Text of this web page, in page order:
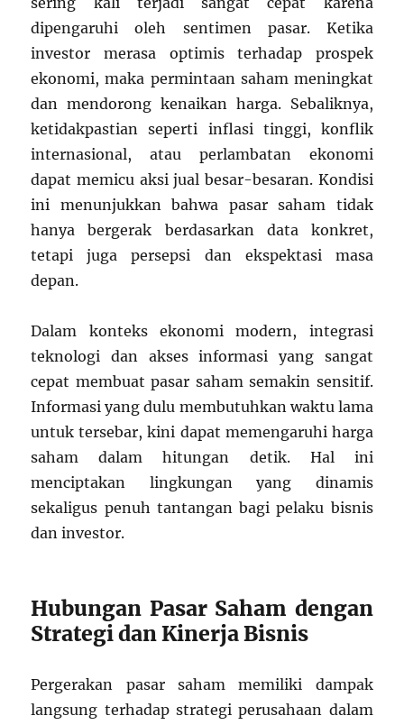
dipengaruhi oleh sentimen pasar. Ketika
investor merasa optimis terhadap prospek
ekonomi, maka permintaan saham meningkat
dan mendorong kenaikan harga. Sebaliknya,
ketidakpastian seperti inflasi tinggi, konflik
internasional, atau perlambatan ekonomi
dapat memicu aksi jual besar-besaran. Kondisi
ini menunjukkan bahwa pasar saham tidak
hanya bergerak berdasarkan data konkret,
tetapi juga persepsi dan ekspektasi masa
depan.
Dalam konteks ekonomi modern, integrasi
teknologi dan akses informasi yang sangat
cepat membuat pasar saham semakin sensitif.
Informasi yang dulu membutuhkan waktu lama
untuk tersebar, kini dapat memengaruhi harga
saham dalam hitungan detik. Hal ini
menciptakan lingkungan yang dinamis
sekaligus penuh tantangan bagi pelaku bisnis
dan investor.
Hubungan Pasar Saham dengan
Strategi dan Kinerja Bisnis
Pergerakan pasar saham memiliki dampak
langsung terhadap strategi perusahaan dalam